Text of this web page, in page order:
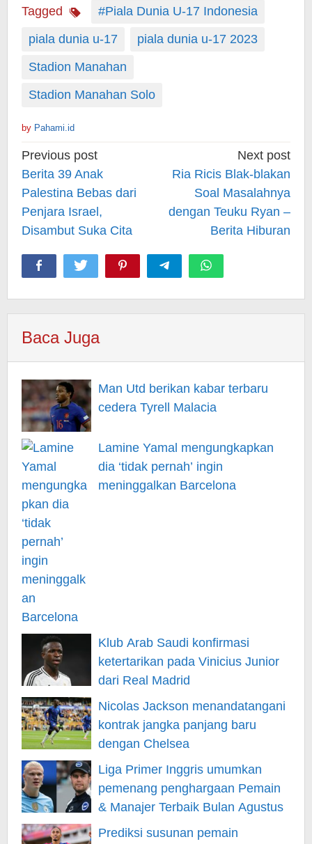
Tagged
#Piala Dunia U-17 Indonesia
piala dunia u-17
piala dunia u-17 2023
Stadion Manahan
Stadion Manahan Solo
by Pahami.id
Post
navigation
Previous post
Berita 39 Anak
Palestina Bebas dari
Penjara Israel,
Disambut Suka Cita
Next post
Ria Ricis Blak-blakan
Soal Masalahnya
dengan Teuku Ryan –
Berita Hiburan
Baca Juga
Man Utd berikan kabar terbaru
cedera Tyrell Malacia
Lamine Yamal mengungkapkan
dia ‘tidak pernah’ ingin
meninggalkan Barcelona
Klub Arab Saudi konfirmasi
ketertarikan pada Vinicius Junior
dari Real Madrid
Nicolas Jackson menandatangani
kontrak jangka panjang baru
dengan Chelsea
Liga Primer Inggris umumkan
pemenang penghargaan Pemain
& Manajer Terbaik Bulan Agustus
Prediksi susunan pemain